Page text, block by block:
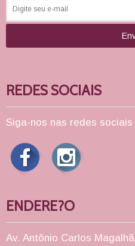
REDES SOCIAIS
Siga-nos nas redes sociais
ENDERE?O
Av. Antônio Carlos